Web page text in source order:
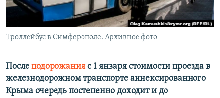
ELIFBE
УКРАИНСКАЯ ПРОБЛЕМА КРЫМА
Все сайты RFE/RL
Троллейбус в Симферополе. Архивное фото
После подорожания с 1 января стоимости проезда в
железнодорожном транспорте аннексированного
Крыма очередь постепенно доходит и до